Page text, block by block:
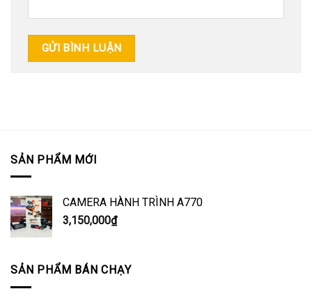
SẢN PHẨM MỚI
CAMERA HÀNH TRÌNH A770
3,150,000₫
SẢN PHẨM BÁN CHẠY